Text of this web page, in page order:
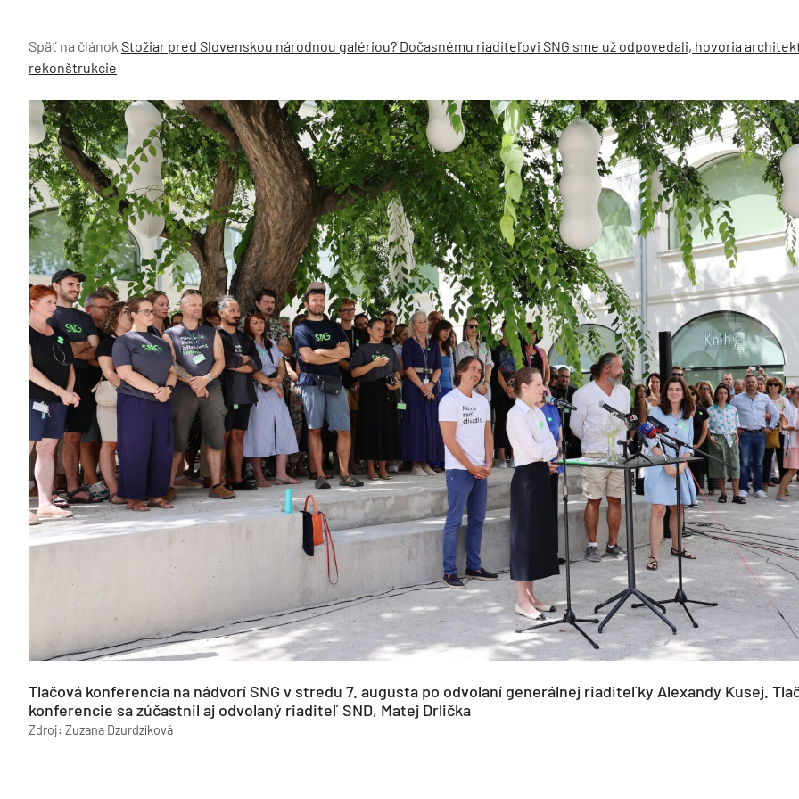
Späť na článok Stožiar pred Slovenskou národnou galériou? Dočasnému riaditeľovi SNG sme už odpovedali, hovoria
rekonštrukcie
Tlačová konferencia na nádvorí SNG v stredu 7. augusta po odvolaní generálnej riaditeľky Alexandy Kusej.
konferencie sa zúčastnil aj odvolaný riaditeľ SND, Matej Drlička
Zdroj: Zuzana Dzurdzíková